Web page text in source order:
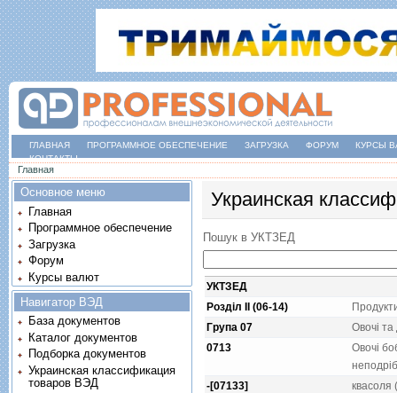
ГЛАВНАЯ ПРОГРАММНОЕ ОБЕСПЕЧЕНИЕ ЗАГРУЗКА ФОРУМ
КУРСЫ
КОНТАКТЫ
Вы здесь
Главная
Украинская
Пошук в УКТЗЕД
УКТЗЕД
Розділ II (06-14)
Група 07
Овочi та
0713
Овочi
-[07133]
квасоля
Основное меню
Главная
Программное обеспечение
Загрузка
Форум
Курсы валют
Навигатор ВЭД
База документов
Каталог документов
Подборка документов
Украинская классификация
товаров ВЭД